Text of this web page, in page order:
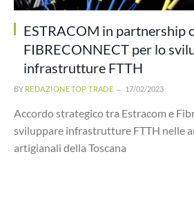
ESTRACOM in partnership
FIBRECONNECT per lo
infrastrutture FTTH
BY REDAZIONE TOP TRADE 17/02/2023
Accordo strategico tra Estracom e
sviluppare infrastrutture FTTH nelle
artigianali della Toscana